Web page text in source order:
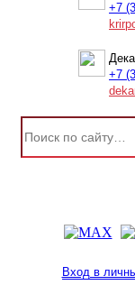
+7
+7
Вход в